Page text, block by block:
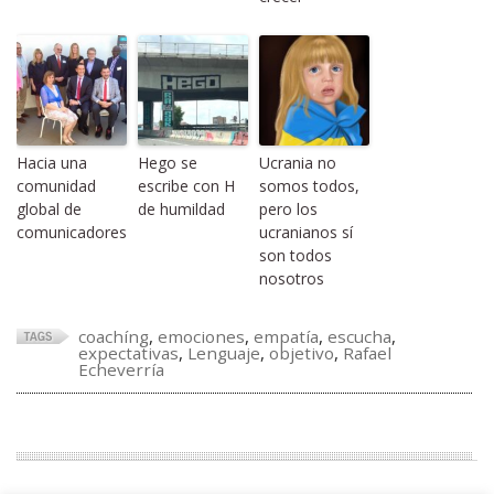
Hacia una
comunidad
global de
comunicadores
Hego se
escribe con H
de humildad
Ucrania no
somos todos,
pero los
ucranianos sí
son todos
nosotros
coachíng, emociones, empatía, escucha,
expectativas, Lenguaje, objetivo, Rafael
Echeverría